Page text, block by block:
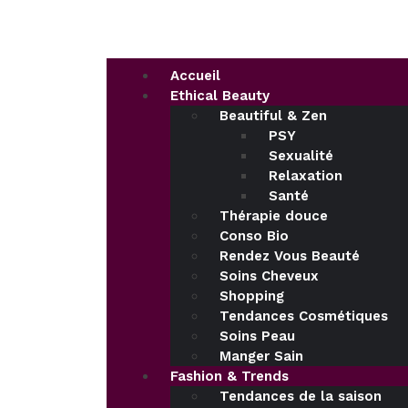
Accueil
Ethical Beauty
Beautiful & Zen
PSY
Sexualité
Relaxation
Santé
Thérapie douce
Conso Bio
Rendez Vous Beauté
Soins Cheveux
Shopping
Tendances Cosmétiques
Soins Peau
Manger Sain
Fashion & Trends
Tendances de la saison